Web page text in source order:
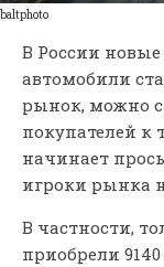
baltphoto
В России
автомобили
рынок, можно
покупателей к
начинает
игроки рынка
В частности,
приобрели